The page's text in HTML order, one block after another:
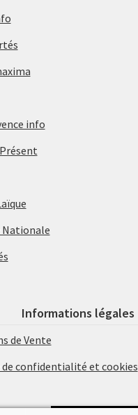
info
Nationale
Informations légales
de Vente
confidentialité et cookies